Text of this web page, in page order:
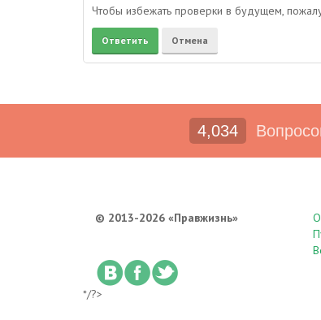
Чтобы избежать проверки в будущем,
4,034
© 2013-2026 «Правжизнь»
*/?>